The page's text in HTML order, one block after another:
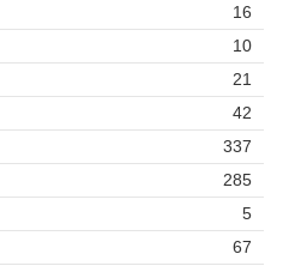
16
10
21
42
337
285
5
67